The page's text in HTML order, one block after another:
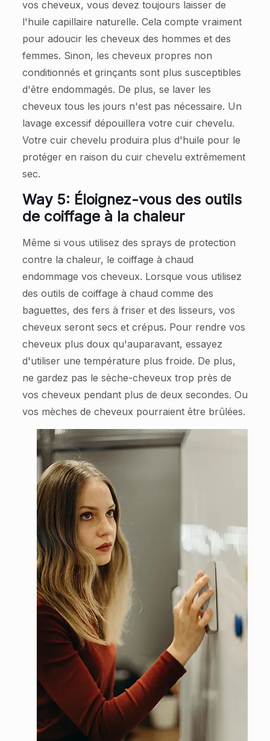
vos cheveux, vous devez toujours laisser de
l'huile capillaire naturelle. Cela compte vraiment
pour adoucir les cheveux des hommes et des
femmes. Sinon, les cheveux propres non
conditionnés et grinçants sont plus susceptibles
d'être endommagés. De plus, se laver les
cheveux tous les jours n'est pas nécessaire. Un
lavage excessif dépouillera votre cuir chevelu.
Votre cuir chevelu produira plus d'huile pour le
protéger en raison du cuir chevelu extrêmement
sec.
Way 5: Éloignez-vous des outils
de coiffage à la chaleur
Même si vous utilisez des sprays de protection
contre la chaleur, le coiffage à chaud
endommage vos cheveux. Lorsque vous utilisez
des outils de coiffage à chaud comme des
baguettes, des fers à friser et des lisseurs, vos
cheveux seront secs et crépus. Pour rendre vos
cheveux plus doux qu'auparavant, essayez
d'utiliser une température plus froide. De plus,
ne gardez pas le sèche-cheveux trop près de
vos cheveux pendant plus de deux secondes. Ou
vos mèches de cheveux pourraient être brûlées.